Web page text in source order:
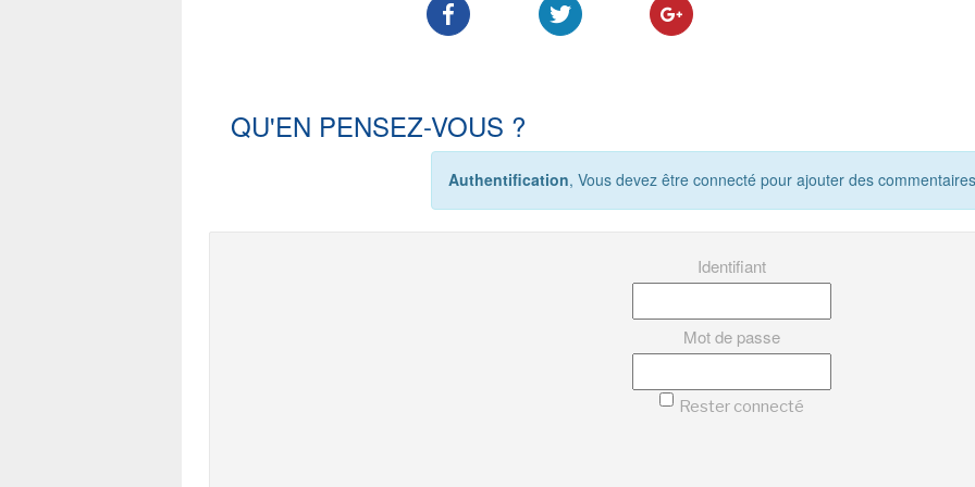
QU'EN PENSEZ-VOUS ?
Authentification, Vous devez être connecté pour ajouter des
Identifiant
Mot de passe
Rester connecté